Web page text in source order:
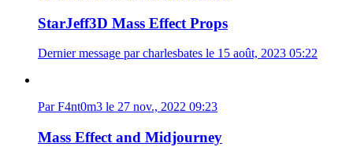
StarJeff3D Mass Effect Props
Dernier message par charlesbates le 15 août, 2023 05:22
Par F4nt0m3 le 27 nov., 2022 09:23
Mass Effect and Midjourney